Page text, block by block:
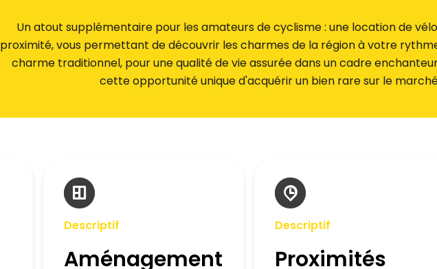
Un atout supplémentaire pour les amateurs de cyclisme : une location de
proximité, vous permettant de découvrir les charmes de la région à votre
charme traditionnel, pour une qualité de vie assurée dans un cadre
cette opportunité unique d'acquérir un bien rare sur le
Descriptif
Aménagement
Descriptif
Proximités